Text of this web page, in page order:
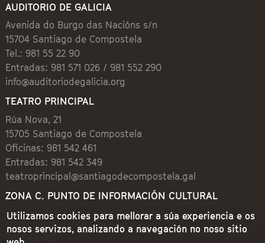
AUDITORIO DE GALICIA
Avenida do Burgo das Nacións s/n
15704 Santiago de Compostela
Tel.: 981 55 22 90
Entradas: 981 571 026 / 981 552 290
info@auditoriodegalicia.org
TEATRO PRINCIPAL
Rúa Nova, 21
15705 Santiago de Compostela
Oficinas: 981 542 461
Entradas: 981 542 349
teatroprincipal@santiagodecompostela.gal
ZONA C. PUNTO DE INFORMACIÓN CULTURAL
Preguntoiro, 1 (Praza de Cervantes)
15704 Santiago de Compostela
981 542 462
Utilizamos cookies para mellorar a súa experiencia e os
nosos servizos, analizando a navegación no noso sitio